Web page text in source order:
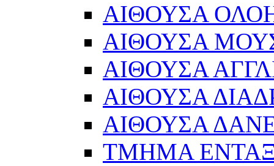
ΑΙΘΟΥΣΑ
ΑΙΘΟΥΣΑ
ΑΙΘΟΥΣΑ
ΑΙΘΟΥΣΑ
ΑΙΘΟΥΣΑ
ΤΜΗΜΑ